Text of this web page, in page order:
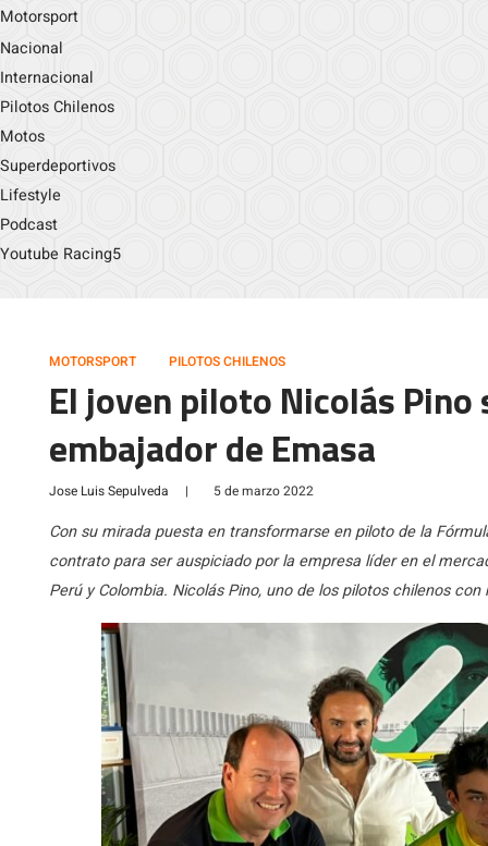
Motorsport
Nacional
Internacional
Pilotos Chilenos
Motos
Superdeportivos
Lifestyle
Podcast
Youtube Racing5
MOTORSPORT PILOTOS CHILENOS
El joven piloto Nicolás
embajador de Emasa
Jose Luis Sepulveda | 5 de marzo 2022
Con su mirada puesta en transformarse en piloto de la
contrato para ser auspiciado por la empresa líder en el
Perú y Colombia. Nicolás Pino, uno de los pilotos chilenos